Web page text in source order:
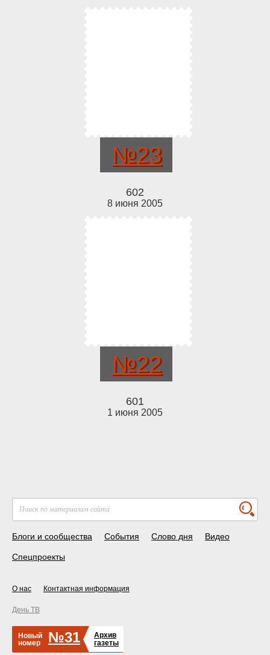
№23
602
8 июня 2005
№22
601
1 июня 2005
Блоги и сообщества События Слово дня Видео
Спецпроекты
О нас Контактная информация
День ТВ
Новый
номер
№31
Архив
газеты